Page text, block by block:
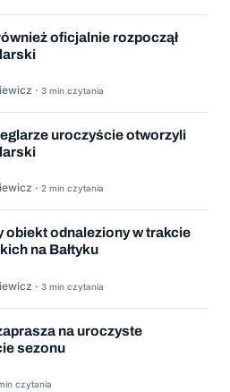
oficjalnie rozpoczął
· 3 min czytania
uroczyście otworzyli
· 2 min czytania
obiekt odnaleziony w trakcie
na Bałtyku
· 3 min czytania
na uroczyste
sezonu
czytania